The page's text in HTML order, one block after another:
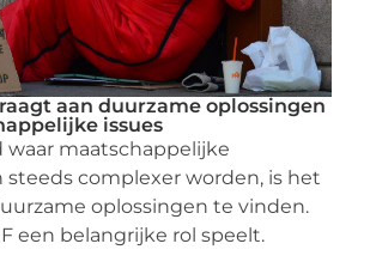
aan duurzame oplossingen
issues
waar maatschappelijke
steeds complexer worden, is het
oplossingen te vinden.
een belangrijke rol speelt.